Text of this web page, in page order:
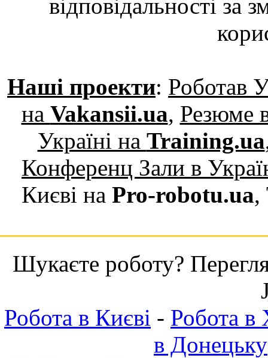
відповідальності за
Наші проекти: Роботав
на Vakansii.ua, Резюме
Україні на Training.ua
Конференц Зали в
Києві на Pro-robotu.ua,
Шукаєте роботу?
Робота в Києві - Робота в
в Донецьку